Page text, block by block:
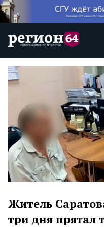
Житель
три дня прятал